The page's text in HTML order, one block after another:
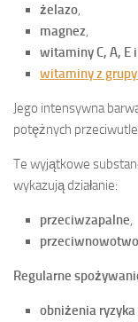
żelazo,
magnez,
witaminy C, A, E
witaminy z
Jego intensywna
potężnych
Te wyjątkowe
wykazują działanie:
przeciwzapalne,
Regularne
obniżenia